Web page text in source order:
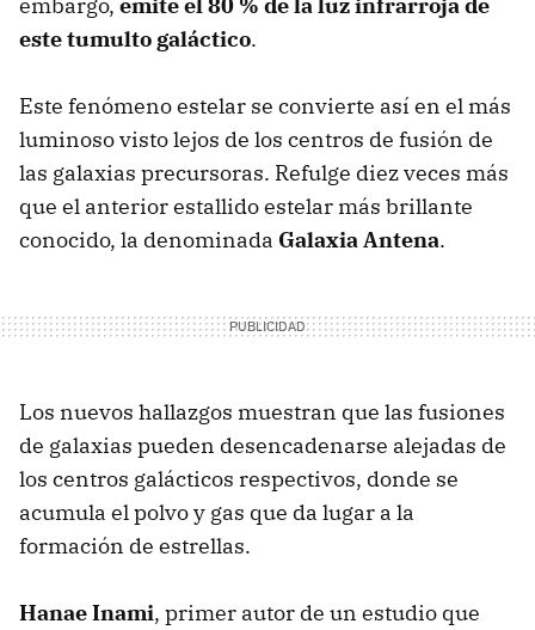
este tumulto galáctico.
Este fenómeno estelar se convierte así en el más
luminoso visto lejos de los centros de fusión de
las galaxias precursoras. Refulge diez veces más
que el anterior estallido estelar más brillante
conocido, la denominada Galaxia Antena.
Los nuevos hallazgos muestran que las fusiones
de galaxias pueden desencadenarse alejadas de
los centros galácticos respectivos, donde se
acumula el polvo y gas que da lugar a la
formación de estrellas.
Hanae Inami, primer autor de un estudio que